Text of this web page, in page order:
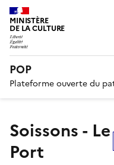
MINISTÈRE
DE LA CULTURE
POP
Plateforme ouverte du
Soissons - Le
Port